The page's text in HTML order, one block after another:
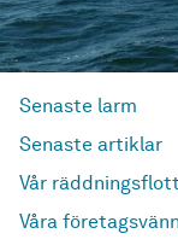
Senaste larm
Senaste artiklar
Vår
Våra